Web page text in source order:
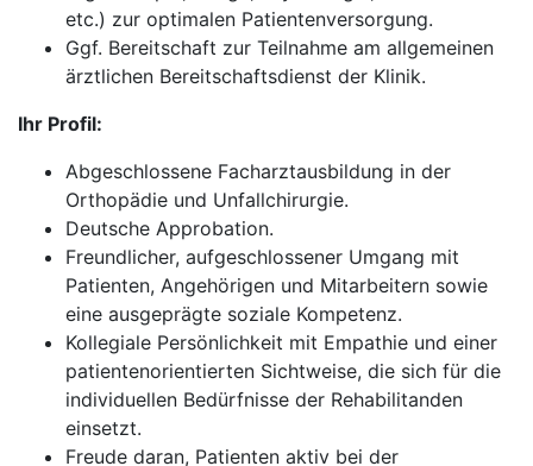
etc.) zur optimalen Patientenversorgung.
Ggf. Bereitschaft zur Teilnahme am allgemeinen
ärztlichen Bereitschaftsdienst der Klinik.
Ihr Profil:
Abgeschlossene Facharztausbildung in der
Orthopädie und Unfallchirurgie.
Deutsche Approbation.
Freundlicher, aufgeschlossener Umgang mit
Patienten, Angehörigen und Mitarbeitern sowie
eine ausgeprägte soziale Kompetenz.
Kollegiale Persönlichkeit mit Empathie und einer
patientenorientierten Sichtweise, die sich für die
individuellen Bedürfnisse der Rehabilitanden
einsetzt.
Freude daran, Patienten aktiv bei der